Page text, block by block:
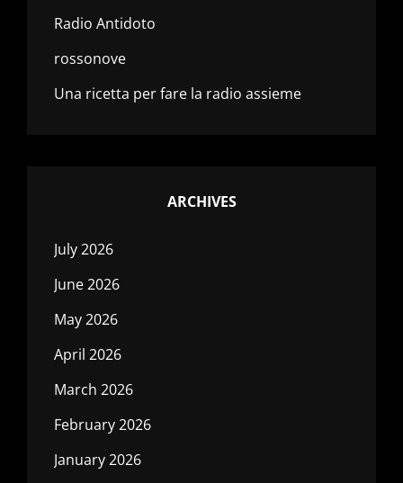
Radio Antidoto
rossonove
Una ricetta per fare la radio assieme
ARCHIVES
July 2026
June 2026
May 2026
April 2026
March 2026
February 2026
January 2026